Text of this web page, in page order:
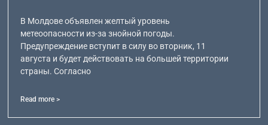
В Молдове объявлен желтый уровень
метеоопасности из-за знойной погоды.
Предупреждение вступит в силу во вторник, 11
августа и будет действовать на большей территории
страны. Согласно
Read more >